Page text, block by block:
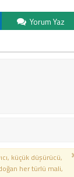
Yorum Yaz
küçük düşürücü,
her türlü mali,